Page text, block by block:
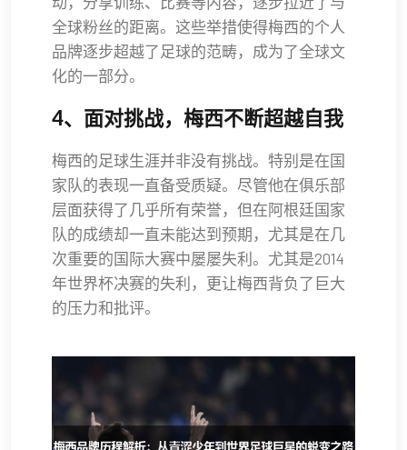
全球粉丝的距离。这些举措使得梅西的个人
品牌逐步超越了足球的范畴，成为了全球文
化的一部分。
4、面对挑战，梅西不断超越自我
梅西的足球生涯并非没有挑战。特别是在国
家队的表现一直备受质疑。尽管他在俱乐部
层面获得了几乎所有荣誉，但在阿根廷国家
队的成绩却一直未能达到预期，尤其是在几
次重要的国际大赛中屡屡失利。尤其是2014
年世界杯决赛的失利，更让梅西背负了巨大
的压力和批评。